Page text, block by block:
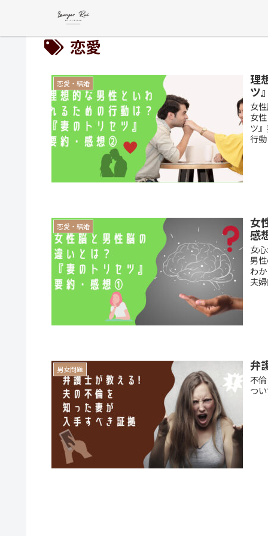
恋愛
恋愛・結婚
理
ツ
女
女
ツ
行動
恋愛・結婚
女
女
男
わ
夫
男女問題 弁
不
つ